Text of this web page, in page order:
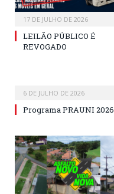
17 DE JULHO DE 2026
LEILÃO PÚBLICO É
REVOGADO
6 DE JULHO DE 2026
Programa PRAUNI 2026